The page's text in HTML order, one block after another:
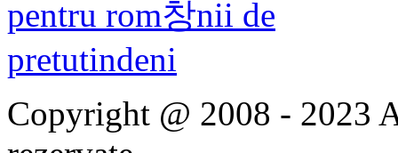
Copyright @ 2008 - 2023